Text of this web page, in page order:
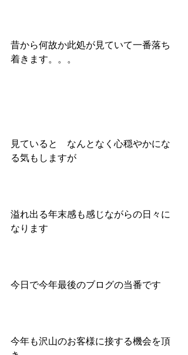
昔から何故か此処が見ていて一番落ち
着きます。。。
見ていると　なんとなく心穏やかにな
る気もしますが
溢れ出る年末感も感じながらの日々に
なります
今日で今年最後のブログの当番です
今年も沢山のお客様に接する機会を頂